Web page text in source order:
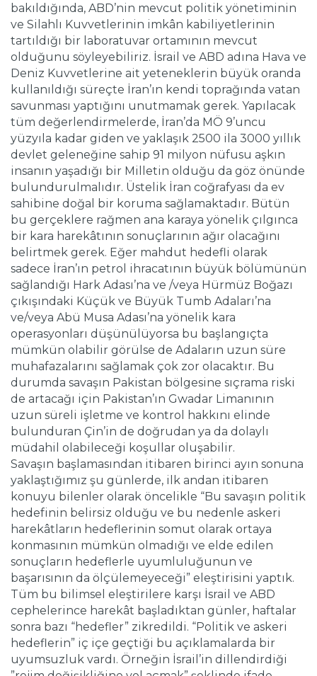
bakıldığında, ABD’nin mevcut politik yönetiminin
ve Silahlı Kuvvetlerinin imkân kabiliyetlerinin
tartıldığı bir laboratuvar ortamının mevcut
olduğunu söyleyebiliriz. İsrail ve ABD adına Hava ve
Deniz Kuvvetlerine ait yeteneklerin büyük oranda
kullanıldığı süreçte İran’ın kendi toprağında vatan
savunması yaptığını unutmamak gerek. Yapılacak
tüm değerlendirmelerde, İran’da MÖ 9’uncu
yüzyıla kadar giden ve yaklaşık 2500 ila 3000 yıllık
devlet geleneğine sahip 91 milyon nüfusu aşkın
insanın yaşadığı bir Milletin olduğu da göz önünde
bulundurulmalıdır. Üstelik İran coğrafyası da ev
sahibine doğal bir koruma sağlamaktadır. Bütün
bu gerçeklere rağmen ana karaya yönelik çılgınca
bir kara harekâtının sonuçlarının ağır olacağını
belirtmek gerek. Eğer mahdut hedefli olarak
sadece İran’ın petrol ihracatının büyük bölümünün
sağlandığı Hark Adası’na ve /veya Hürmüz Boğazı
çıkışındaki Küçük ve Büyük Tumb Adaları’na
ve/veya Abü Musa Adası’na yönelik kara
operasyonları düşünülüyorsa bu başlangıçta
mümkün olabilir görülse de Adaların uzun süre
muhafazalarını sağlamak çok zor olacaktır. Bu
durumda savaşın Pakistan bölgesine sıçrama riski
de artacağı için Pakistan’ın Gwadar Limanının
uzun süreli işletme ve kontrol hakkını elinde
bulunduran Çin’in de doğrudan ya da dolaylı
müdahil olabileceği koşullar oluşabilir.
Savaşın başlamasından itibaren birinci ayın sonuna
yaklaştığımız şu günlerde, ilk andan itibaren
konuyu bilenler olarak öncelikle “Bu savaşın politik
hedefinin belirsiz olduğu ve bu nedenle askeri
harekâtların hedeflerinin somut olarak ortaya
konmasının mümkün olmadığı ve elde edilen
sonuçların hedeflerle uyumluluğunun ve
başarısının da ölçülemeyeceği” eleştirisini yaptık.
Tüm bu bilimsel eleştirilere karşı İsrail ve ABD
cephelerince harekât başladıktan günler, haftalar
sonra bazı “hedefler” zikredildi. “Politik ve askeri
hedeflerin” iç içe geçtiği bu açıklamalarda bir
uyumsuzluk vardı. Örneğin İsrail’in dillendirdiği